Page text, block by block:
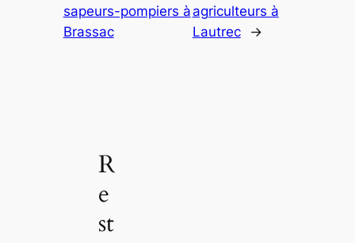
sapeurs-pompiers à
Brassac
agriculteurs à
Lautrec
→
R
e
st